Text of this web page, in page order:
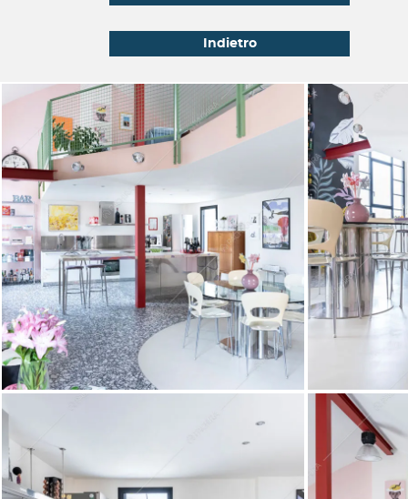
Indietro